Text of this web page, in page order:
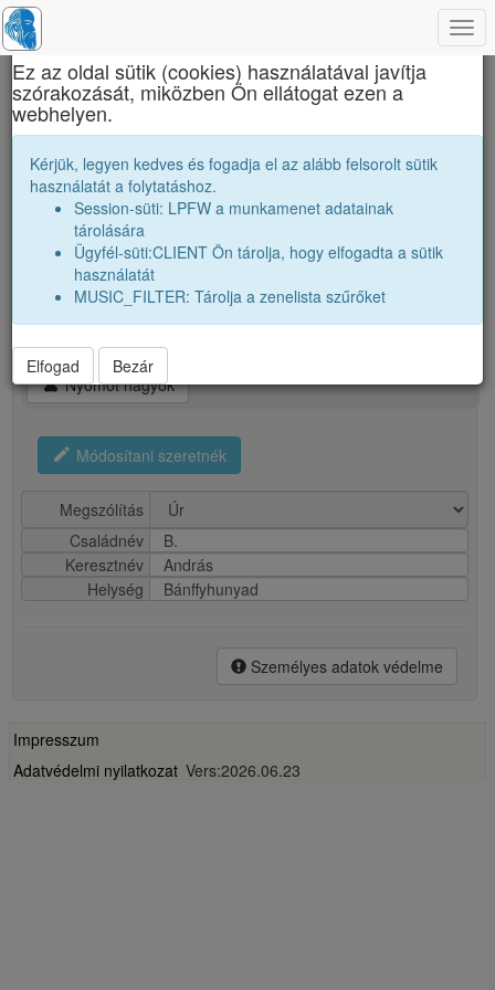
Brassai Sámuel Líceum
B. András
B. András
petsNyomot hagyok
edit Módosítani szeretnék
Megszólítás
Családnév
B.
Keresztnév
András
Helység
Bánffyhunyad
Személyes adatok védelme
Impresszum
Adatvédelmi nyilatkozat Vers:2026.06.23
×
Ez az oldal sütik (cookies) használatával javítja
szórakozását, miközben Ön ellátogat ezen a
webhelyen.
Kérjük, legyen kedves és fogadja el az alább felsorolt sütik
használatát a folytatáshoz.
Session-süti: LPFW a munkamenet adatainak
tárolására
Ügyfél-süti:CLIENT Ön tárolja, hogy elfogadta a sütik
használatát
MUSIC_FILTER: Tárolja a zenelista szűrőket
Elfogad Bezár